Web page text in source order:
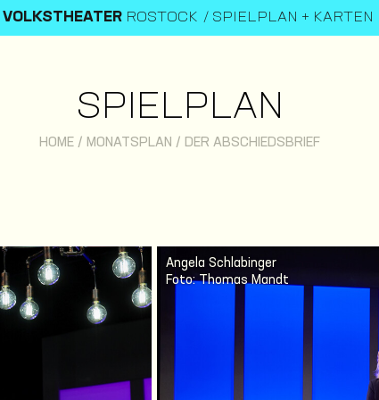
VOLKSTHEATER ROSTOCK SPIELPLAN + KARTEN
SPIELPLAN
HOME/ MONATSPLAN / DER ABSCHIEDSBRIEF
Angela Schlabinger
Foto: Thomas Mandt